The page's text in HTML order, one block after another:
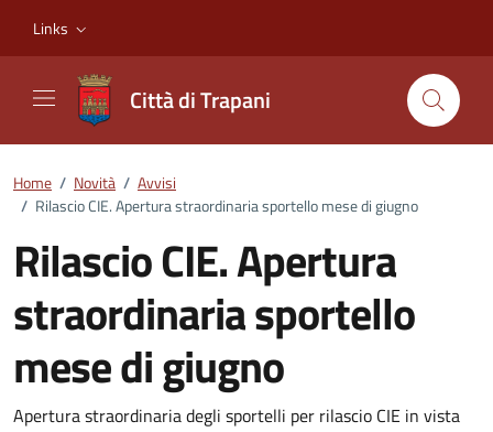
Links
Città di Trapani
Home / Novità / Avvisi
/ Rilascio CIE. Apertura straordinaria sportello mese di giugno
Rilascio CIE. Apertura
straordinaria sportello
mese di giugno
Apertura straordinaria degli sportelli per rilascio CIE in vista